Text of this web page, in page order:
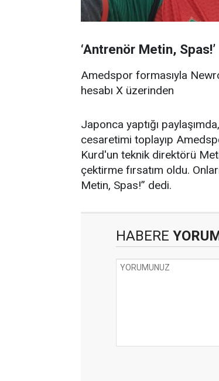
‘Antrenör Metin, Spas!’
Amedspor formasıyla
hesabı X üzerinden
Japonca yaptığı
cesaretimi toplayıp
Kurd'un teknik direktörü
çektirme fırsatım oldu.
Metin, Spas!” dedi.
HABERE